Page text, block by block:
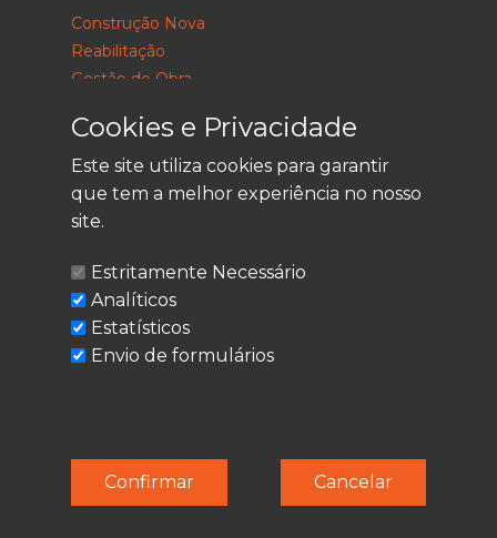
Construção Nova
Reabilitação
Gestão de Obra
LEGAL
Política de Privacidade
Termos de Utilização
Cookies
© Techolder. Todos os direitos reservados.
SmashLine
Cookies e Privacidade
Este site utiliza cookies para garantir
que tem a melhor experiência no nosso
site.
Estritamente Necessário
Analíticos
Estatísticos
Envio de formulários
Cancelar
Confirmar